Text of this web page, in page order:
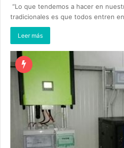
“Lo que tendemos a hacer en
tradicionales es que todos entren
Leer más